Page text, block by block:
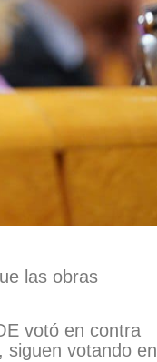
las obras
votó en contra
siguen votando en